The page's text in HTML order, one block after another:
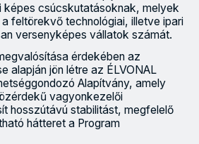
csúcskutatásoknak, melyek
feltörekvő technológiai, illetve ipari
versenyképes vállatok számát.
érdekében az
alapján jön létre az ÉLVONAL
Alapítvány, amely
vagyonkezelői
hosszútávú stabilitást, megfelelő
hátteret a Program